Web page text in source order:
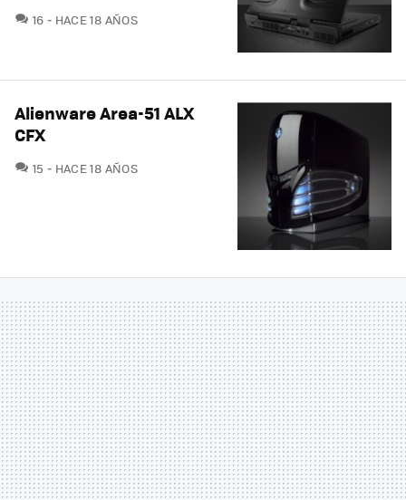
16 COMENTARIOS
HACE 18 AÑOS
Alienware Area-51 ALX
CFX
15 COMENTARIOS
HACE 18 AÑOS